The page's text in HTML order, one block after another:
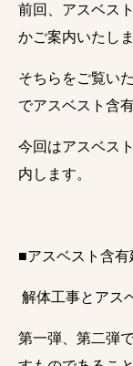
前回、アスベス
かご案内いたしま
そちらをご覧い
でアスベスト含
今回はアスベス
内します。
■アスベスト含
解体工事とアス
第一弾、第二弾